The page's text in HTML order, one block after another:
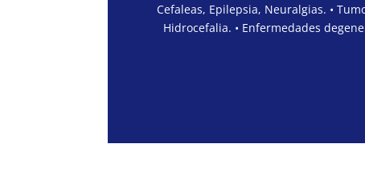
Cefaleas, Epilepsia, Neuralgias. •
Hidrocefalia. • Enfermedades